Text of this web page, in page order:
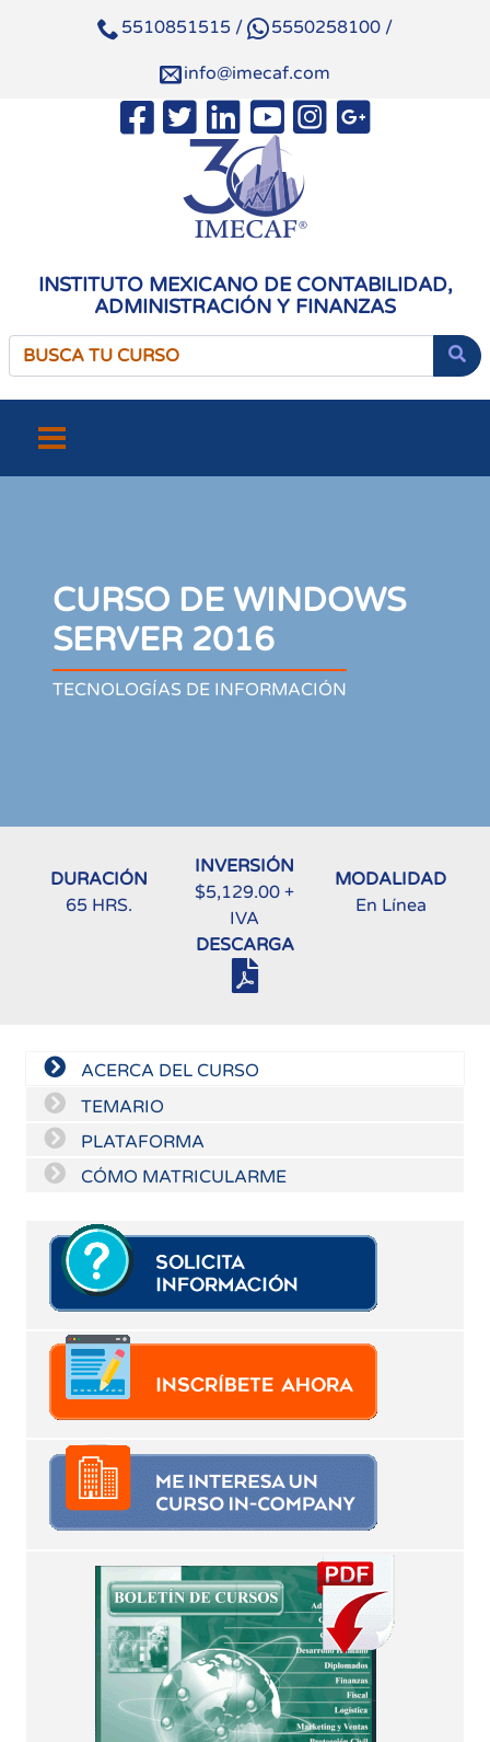
5510851515 / 5550258100 /
info@imecaf.com
INSTITUTO MEXICANO DE CONTABILIDAD,
ADMINISTRACIÓN Y FINANZAS
CURSO DE WINDOWS
SERVER 2016
TECNOLOGÍAS DE INFORMACIÓN
DURACIÓN
65 HRS.
INVERSIÓN
$5,129.00 +
IVA
MODALIDAD
En Línea
DESCARGA
ACERCA DEL CURSO
TEMARIO
PLATAFORMA
CÓMO MATRICULARME